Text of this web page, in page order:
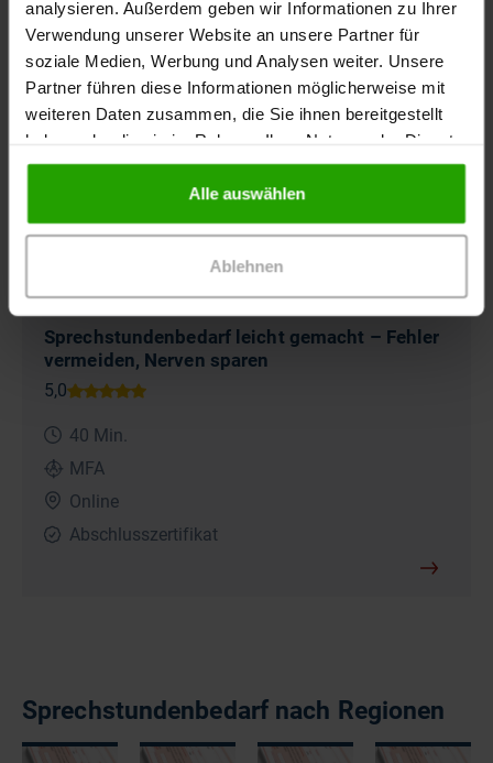
analysieren. Außerdem geben wir Informationen zu Ihrer
Verwendung unserer Website an unsere Partner für
soziale Medien, Werbung und Analysen weiter. Unsere
Partner führen diese Informationen möglicherweise mit
weiteren Daten zusammen, die Sie ihnen bereitgestellt
haben oder die sie im Rahmen Ihrer Nutzung der Dienste
gesammelt haben.
Alle auswählen
Ablehnen
Sprechstundenbedarf leicht gemacht – Fehler
vermeiden, Nerven sparen
40 Min.
MFA
Online
Abschlusszertifikat
E-Learning-Kurs
Sprechstundenbedarf nach Regionen